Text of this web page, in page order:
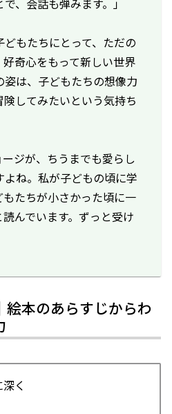
どもたちにとって、ただの
奇心をもって新しい世界
は、子どもたちの想像力
してみたいという気持ち
ージが、ちうまでも愛らし
よね。私が子どもの頃に学
たちが小さかった頃に一
んでいます。ずっと受け
絵本のあらすじからわ
く